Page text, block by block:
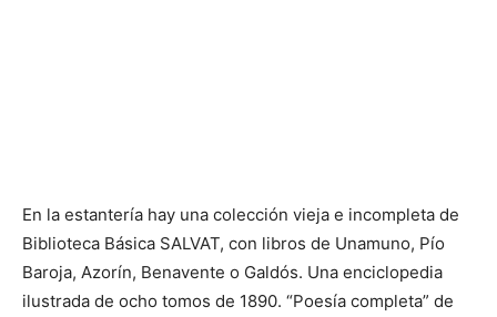
En la estantería hay una colección vieja e incompleta de
Biblioteca Básica SALVAT, con libros de Unamuno, Pío
Baroja, Azorín, Benavente o Galdós. Una enciclopedia
ilustrada de ocho tomos de 1890. “Poesía completa” de